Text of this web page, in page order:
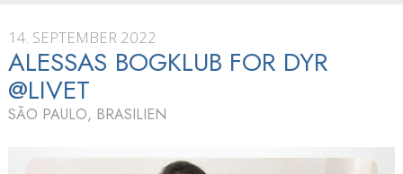
14. SEPTEMBER 2022
ALESSAS BOGKLUB FOR DYR
@LIVET
SÃO PAULO, BRASILIEN